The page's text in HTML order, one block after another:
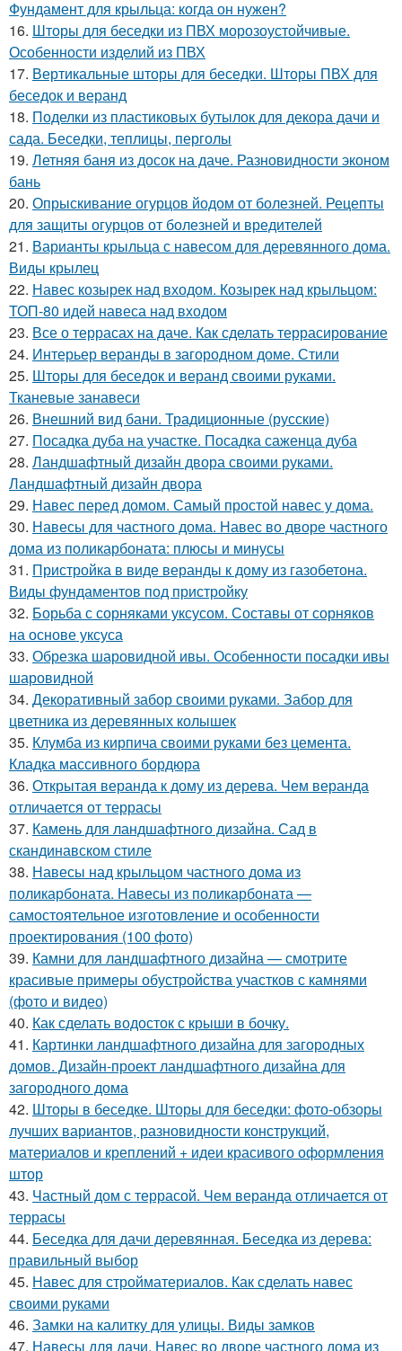
Фундамент для крыльца: когда он нужен?
16. Шторы для беседки из ПВХ морозоустойчивые.
Особенности изделий из ПВХ
17. Вертикальные шторы для беседки. Шторы ПВХ для
беседок и веранд
18. Поделки из пластиковых бутылок для декора дачи и
сада. Беседки, теплицы, перголы
19. Летняя баня из досок на даче. Разновидности эконом
бань
20. Опрыскивание огурцов йодом от болезней. Рецепты
для защиты огурцов от болезней и вредителей
21. Варианты крыльца с навесом для деревянного дома.
Виды крылец
22. Навес козырек над входом. Козырек над крыльцом:
ТОП-80 идей навеса над входом
23. Все о террасах на даче. Как сделать террасирование
24. Интерьер веранды в загородном доме. Стили
25. Шторы для беседок и веранд своими руками.
Тканевые занавеси
26. Внешний вид бани. Традиционные (русские)
27. Посадка дуба на участке. Посадка саженца дуба
28. Ландшафтный дизайн двора своими руками.
Ландшафтный дизайн двора
29. Навес перед домом. Самый простой навес у дома.
30. Навесы для частного дома. Навес во дворе частного
дома из поликарбоната: плюсы и минусы
31. Пристройка в виде веранды к дому из газобетона.
Виды фундаментов под пристройку
32. Борьба с сорняками уксусом. Составы от сорняков
на основе уксуса
33. Обрезка шаровидной ивы. Особенности посадки ивы
шаровидной
34. Декоративный забор своими руками. Забор для
цветника из деревянных колышек
35. Клумба из кирпича своими руками без цемента.
Кладка массивного бордюра
36. Открытая веранда к дому из дерева. Чем веранда
отличается от террасы
37. Камень для ландшафтного дизайна. Сад в
скандинавском стиле
38. Навесы над крыльцом частного дома из
поликарбоната. Навесы из поликарбоната —
самостоятельное изготовление и особенности
проектирования (100 фото)
39. Камни для ландшафтного дизайна — смотрите
красивые примеры обустройства участков с камнями
(фото и видео)
40. Как сделать водосток с крыши в бочку.
41. Картинки ландшафтного дизайна для загородных
домов. Дизайн-проект ландшафтного дизайна для
загородного дома
42. Шторы в беседке. Шторы для беседки: фото-обзоры
лучших вариантов, разновидности конструкций,
материалов и креплений + идеи красивого оформления
штор
43. Частный дом с террасой. Чем веранда отличается от
террасы
44. Беседка для дачи деревянная. Беседка из дерева:
правильный выбор
45. Навес для стройматериалов. Как сделать навес
своими руками
46. Замки на калитку для улицы. Виды замков
47. Навесы для дачи. Навес во дворе частного дома из